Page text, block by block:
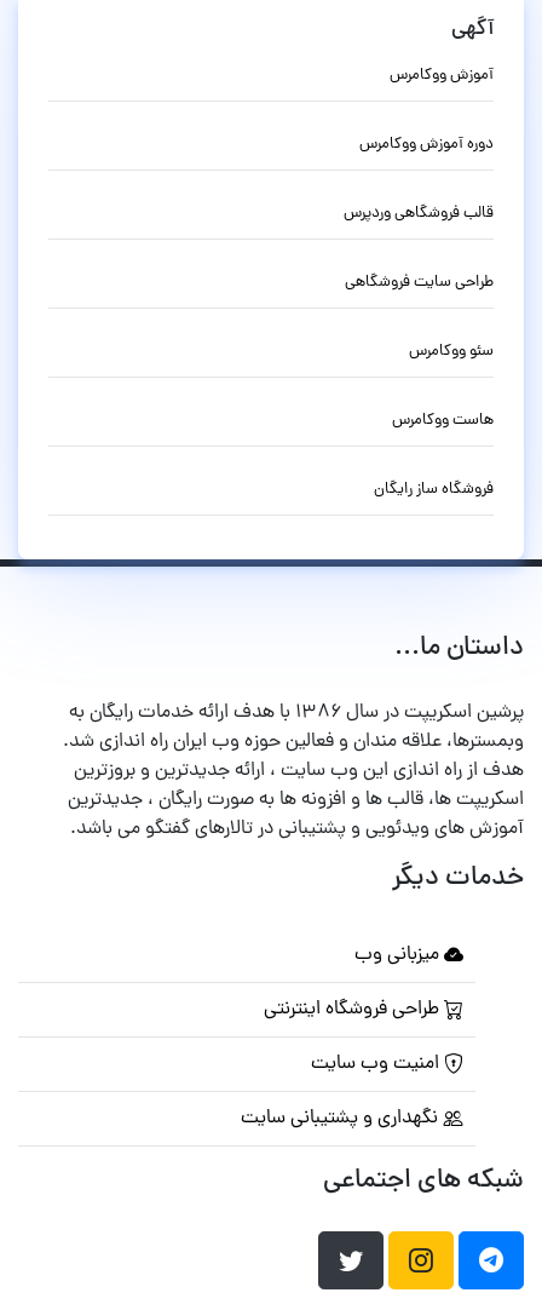
آگهی
آموزش ووکامرس
دوره آموزش ووکامرس
قالب فروشگاهی وردپرس
طراحی سایت فروشگاهی
سئو ووکامرس
هاست ووکامرس
فروشگاه ساز رایگان
داستان ما...
پرشین اسکریپت در سال ۱۳۸۶ با هدف ارائه خدمات رایگان به
وبمسترها، علاقه مندان و فعالین حوزه وب ایران راه اندازی شد.
هدف از راه اندازی این وب سایت ، ارائه جدیدترین و بروزترین
اسکریپت ها، قالب ها و افزونه ها به صورت رایگان ، جدیدترین
آموزش های ویدئویی و پشتیبانی در تالارهای گفتگو می باشد.
خدمات دیگر
میزبانی وب
طراحی فروشگاه اینترنتی
امنیت وب سایت
نگهداری و پشتیبانی سایت
شبکه های اجتماعی